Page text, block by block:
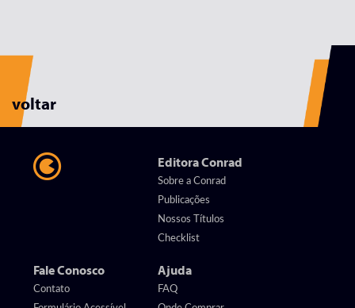
voltar
Editora Conrad
Sobre a Conrad
Publicações
Nossos Títulos
Checklist
Fale Conosco
Contato
Ajuda
FAQ